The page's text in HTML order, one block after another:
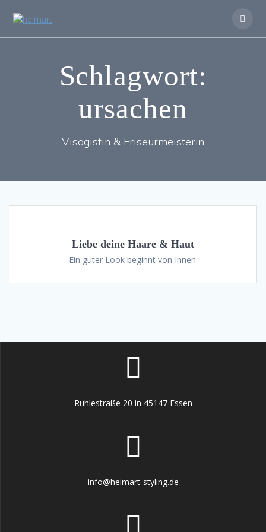
Schlagwort:
ursachen
Visagistin & Friseurmeisterin
Liebe deine Haare & Haut
Ein guter Look beginnt von Innen.
Rühlestraße 20 in 45147 Essen
info@heimart-styling.de